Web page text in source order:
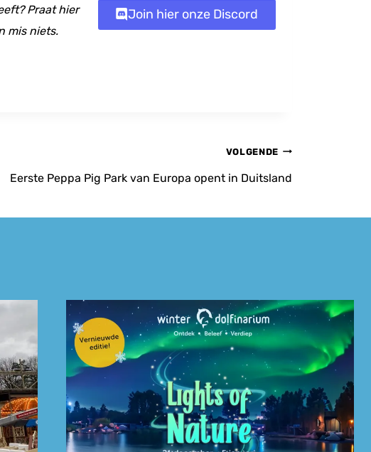
Praat hier
mis niets.
Join hier onze Discord
VOLGENDE
Eerste Peppa Pig Park van Europa opent in Duitsland